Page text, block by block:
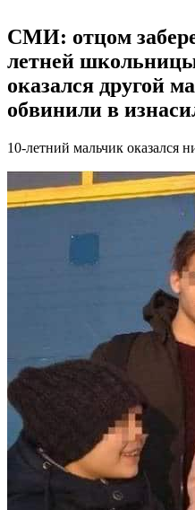
СМИ: отцом
летней
оказался другой
обвинили в
10-летний мальчик оказался